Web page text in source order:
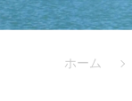
ホーム